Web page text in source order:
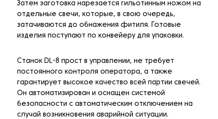
Затем заготовка нарезается гильотинным ножом на
отдельные свечи, которые, в свою очередь,
затачиваются до обнажения фитиля. Готовые
изделия поступают по конвейеру для упаковки.
Станок DL-8 прост в управлении, не требует
постоянного контроля оператора, а также
гарантирует высокое качество всей партии свечей.
Он автоматизирован и оснащен системой
безопасности с автоматическим отключением на
случай возникновения аварийной ситуации.